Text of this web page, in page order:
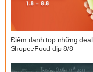
Điểm danh top những
ShopeeFood dịp 8/8